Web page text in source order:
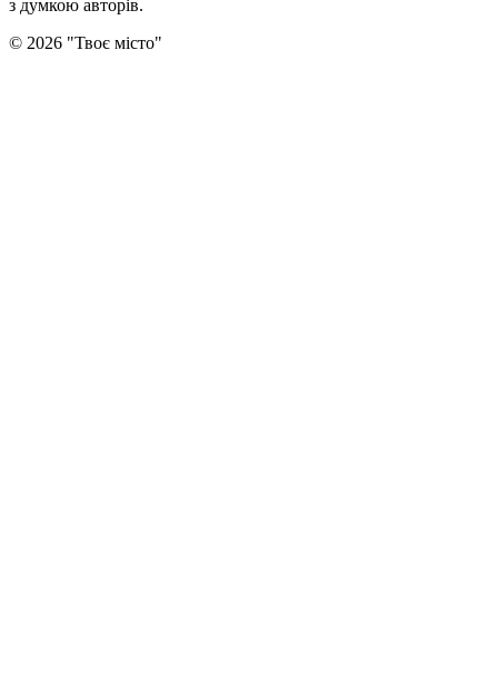
з думкою авторiв.
© 2026 "Твоє місто"